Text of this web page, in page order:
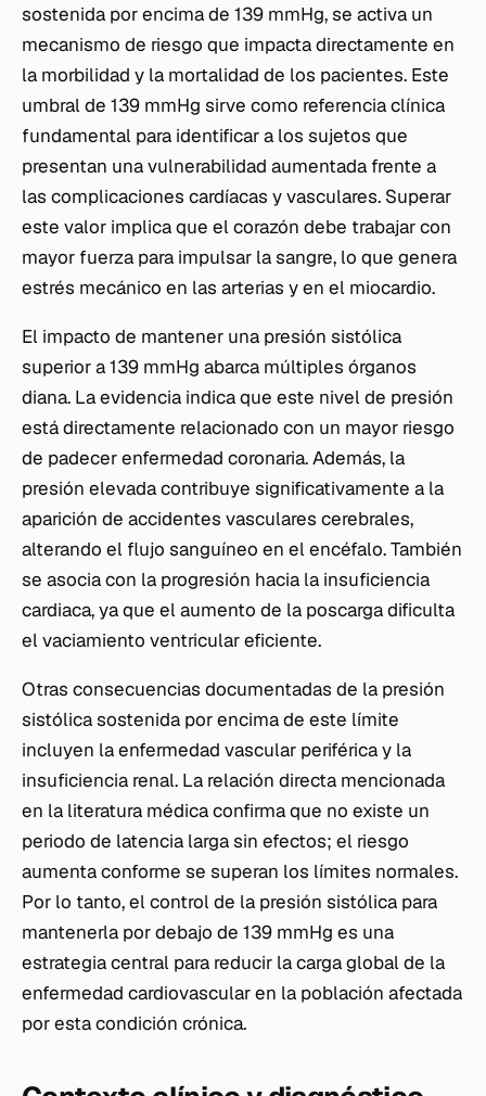
sostenida por encima de 139 mmHg, se activa un
mecanismo de riesgo que impacta directamente en
la morbilidad y la mortalidad de los pacientes. Este
umbral de 139 mmHg sirve como referencia clínica
fundamental para identificar a los sujetos que
presentan una vulnerabilidad aumentada frente a
las complicaciones cardíacas y vasculares. Superar
este valor implica que el corazón debe trabajar con
mayor fuerza para impulsar la sangre, lo que genera
estrés mecánico en las arterias y en el miocardio.
El impacto de mantener una presión sistólica
superior a 139 mmHg abarca múltiples órganos
diana. La evidencia indica que este nivel de presión
está directamente relacionado con un mayor riesgo
de padecer enfermedad coronaria. Además, la
presión elevada contribuye significativamente a la
aparición de accidentes vasculares cerebrales,
alterando el flujo sanguíneo en el encéfalo. También
se asocia con la progresión hacia la insuficiencia
cardiaca, ya que el aumento de la poscarga dificulta
el vaciamiento ventricular eficiente.
Otras consecuencias documentadas de la presión
sistólica sostenida por encima de este límite
incluyen la enfermedad vascular periférica y la
insuficiencia renal. La relación directa mencionada
en la literatura médica confirma que no existe un
periodo de latencia larga sin efectos; el riesgo
aumenta conforme se superan los límites normales.
Por lo tanto, el control de la presión sistólica para
mantenerla por debajo de 139 mmHg es una
estrategia central para reducir la carga global de la
enfermedad cardiovascular en la población afectada
por esta condición crónica.